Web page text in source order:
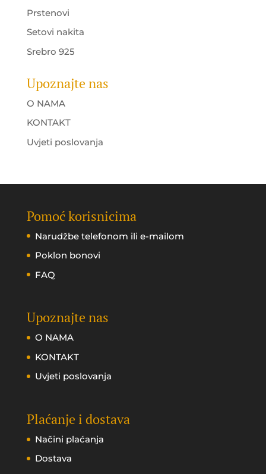
Prstenovi
Setovi nakita
Srebro 925
Upoznajte nas
O NAMA
KONTAKT
Uvjeti poslovanja
Pomoć korisnicima
Narudžbe telefonom ili e-mailom
Poklon bonovi
FAQ
Upoznajte nas
O NAMA
KONTAKT
Uvjeti poslovanja
Plaćanje i dostava
Načini plaćanja
Dostava